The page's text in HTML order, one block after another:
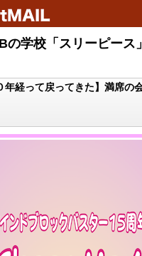
の学校「スリーピース
年経って戻ってきた】満席